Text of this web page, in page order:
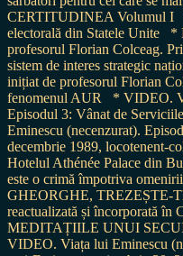
CERTITUDINEA Volumul I
electorală din Statele Unite
*
profesorul Florian Colceag.
sistem de interes strategic
inițiat de profesorul Florian
fenomenul AUR
* VIDEO.
Episodul 3: Vânat de
Eminescu (necenzurat).
decembrie 1989,
Hotelul Athénée Palace din
este o crimă împotriva omenirii
GHEORGHE, TREZEȘTE-
reactualizată și încorporată
MEDITAȚIILE UNUI
VIDEO. Viața lui Eminescu